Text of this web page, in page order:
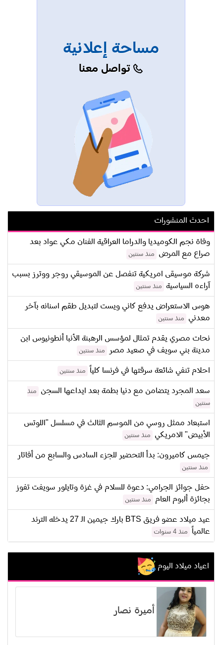
مساحة إعلانية
تواصل معنا
احدث المنشورات
وفاة نجم الكوميديا والدراما العراقية الفنان مكي عواد بعد
صراع مع المرض
منذ سنتين
شركة موسيقى امريكية تنفصل عن الموسيقي روجر ووترز بسبب
آراءه السياسية
منذ سنتين
هوس الاستعراض يدفع كاني ويست لتبديل طقم اسنانه بآخر
معدني
منذ سنتين
نحات مصري يقدم تمثال لمؤسس الرهبنة الأنبا أنطونيوس ابن
مدينة بني سويف في صعيد مصر
منذ سنتين
احلام تنفي شائعة سرقتها في فرنسا كلياً منذ سنتين
سعد المجرد يتضامن مع دنيا بطمة بعد ايداعها السجن
منذ
سنتين
استبعاد ممثل روسي من الموسم الثالث في مسلسل "اللوتس
الأبيض" الامريكي
منذ سنتين
جيمس كاميرون: بدأ التحضير للجزء السادس والسابع من أفاتار
منذ سنتين
حفل جوائز الجرامي: دعوة للسلام في غزة وتايلور سويفت تفوز
بجائزة ألبوم العام
منذ سنتين
عيد ميلاد عضو فريق BTS بارك جيمين الـ 27 يدخله الترند
عالمياً
منذ 4 سنوات
اعياد ميلاد اليوم
أميرة نصار